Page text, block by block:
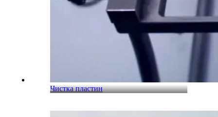
Чистка пластин